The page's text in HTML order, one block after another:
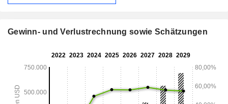
Gewinn- und Verlustrechnung sowie Schätzungen